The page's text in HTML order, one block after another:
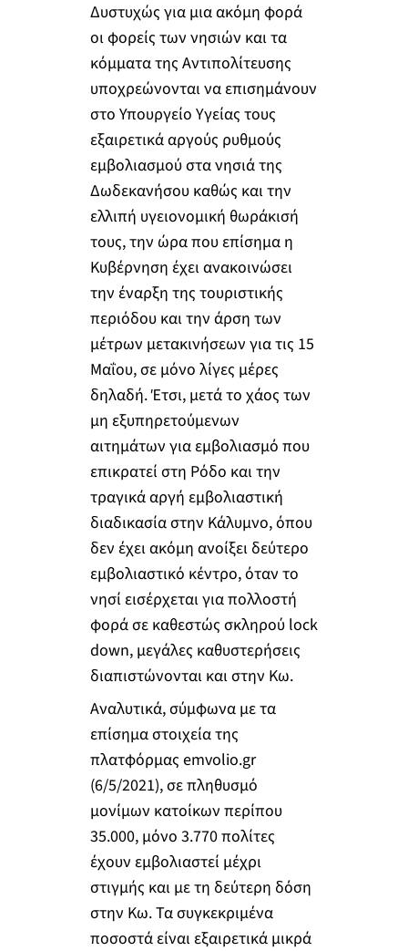
Δυστυχώς για μια ακόμη φορά
οι φορείς των νησιών και τα
κόμματα της Αντιπολίτευσης
υποχρεώνονται να επισημάνουν
στο Υπουργείο Υγείας τους
εξαιρετικά αργούς ρυθμούς
εμβολιασμού στα νησιά της
Δωδεκανήσου καθώς και την
ελλιπή υγειονομική θωράκισή
τους, την ώρα που επίσημα η
Κυβέρνηση έχει ανακοινώσει
την έναρξη της τουριστικής
περιόδου και την άρση των
μέτρων μετακινήσεων για τις 15
Μαΐου, σε μόνο λίγες μέρες
δηλαδή. Έτσι, μετά το χάος των
μη εξυπηρετούμενων
αιτημάτων για εμβολιασμό που
επικρατεί στη Ρόδο και την
τραγικά αργή εμβολιαστική
διαδικασία στην Κάλυμνο, όπου
δεν έχει ακόμη ανοίξει δεύτερο
εμβολιαστικό κέντρο, όταν το
νησί εισέρχεται για πολλοστή
φορά σε καθεστώς σκληρού lock
down, μεγάλες καθυστερήσεις
διαπιστώνονται και στην Κω.
Αναλυτικά, σύμφωνα με τα
επίσημα στοιχεία της
πλατφόρμας emvolio.gr
(6/5/2021), σε πληθυσμό
μονίμων κατοίκων περίπου
35.000, μόνο 3.770 πολίτες
έχουν εμβολιαστεί μέχρι
στιγμής και με τη δεύτερη δόση
στην Κω. Τα συγκεκριμένα
ποσοστά είναι εξαιρετικά μικρά